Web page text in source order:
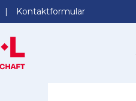
Kontaktformular